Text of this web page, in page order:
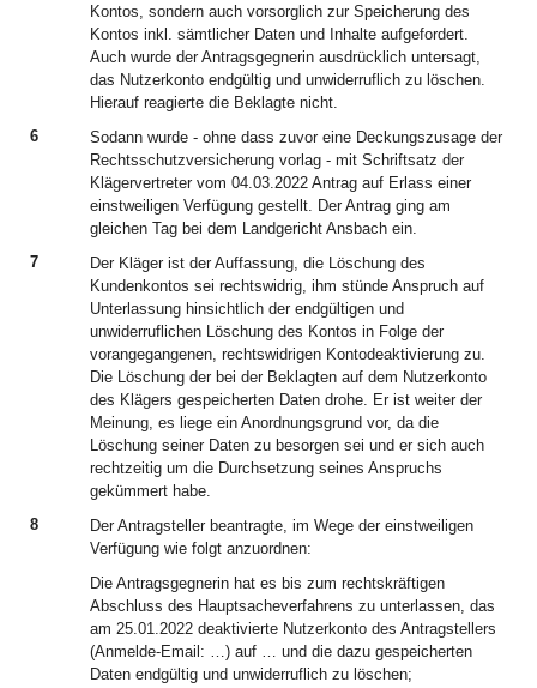
Kontos, sondern auch vorsorglich zur Speicherung des
Kontos inkl. sämtlicher Daten und Inhalte aufgefordert.
Auch wurde der Antragsgegnerin ausdrücklich untersagt,
das Nutzerkonto endgültig und unwiderruflich zu löschen.
Hierauf reagierte die Beklagte nicht.
6
Sodann wurde - ohne dass zuvor eine Deckungszusage der
Rechtsschutzversicherung vorlag - mit Schriftsatz der
Klägervertreter vom 04.03.2022 Antrag auf Erlass einer
einstweiligen Verfügung gestellt. Der Antrag ging am
gleichen Tag bei dem Landgericht Ansbach ein.
7
Der Kläger ist der Auffassung, die Löschung des
Kundenkontos sei rechtswidrig, ihm stünde Anspruch auf
Unterlassung hinsichtlich der endgültigen und
unwiderruflichen Löschung des Kontos in Folge der
vorangegangenen, rechtswidrigen Kontodeaktivierung zu.
Die Löschung der bei der Beklagten auf dem Nutzerkonto
des Klägers gespeicherten Daten drohe. Er ist weiter der
Meinung, es liege ein Anordnungsgrund vor, da die
Löschung seiner Daten zu besorgen sei und er sich auch
rechtzeitig um die Durchsetzung seines Anspruchs
gekümmert habe.
8
Der Antragsteller beantragte, im Wege der einstweiligen
Verfügung wie folgt anzuordnen:
Die Antragsgegnerin hat es bis zum rechtskräftigen
Abschluss des Hauptsacheverfahrens zu unterlassen, das
am 25.01.2022 deaktivierte Nutzerkonto des Antragstellers
(Anmelde-Email: …) auf … und die dazu gespeicherten
Daten endgültig und unwiderruflich zu löschen;